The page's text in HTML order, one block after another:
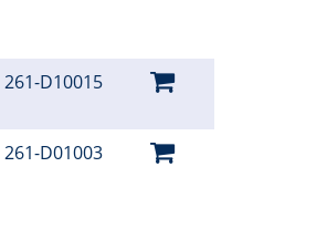
261-D10015
261-D01003